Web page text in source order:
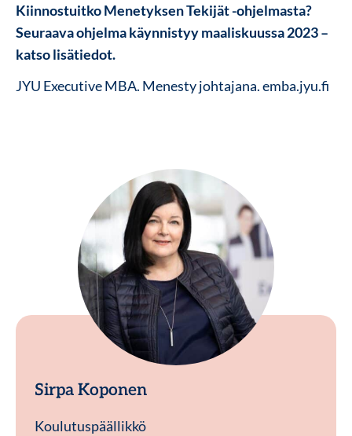
Kiinnostuitko Menetyksen Tekijät -ohjelmasta?
Seuraava ohjelma käynnistyy maaliskuussa 2023 –
katso lisätiedot.
JYU Executive MBA. Menesty johtajana. emba.jyu.fi
Sirpa Koponen
Koulutuspäällikkö